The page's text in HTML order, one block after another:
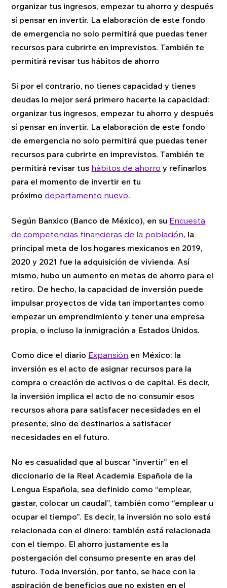
organizar tus ingresos, empezar tu ahorro y después
sí pensar en invertir. La elaboración de este fondo
de emergencia no solo permitirá que puedas tener
recursos para cubrirte en imprevistos. También te
permitirá revisar tus hábitos de ahorro
Si por el contrario, no tienes capacidad y tienes
deudas lo mejor será primero hacerte la capacidad:
organizar tus ingresos, empezar tu ahorro y después
sí pensar en invertir. La elaboración de este fondo
de emergencia no solo permitirá que puedas tener
recursos para cubrirte en imprevistos. También te
permitirá revisar tus hábitos de ahorro y refinarlos
para el momento de invertir en tu
próximo departamento nuevo.
Según Banxico (Banco de México), en su Encuesta
de competencias financieras de la población, la
principal meta de los hogares mexicanos en 2019,
2020 y 2021 fue la adquisición de vivienda. Así
mismo, hubo un aumento en metas de ahorro para el
retiro. De hecho, la capacidad de inversión puede
impulsar proyectos de vida tan importantes como
empezar un emprendimiento y tener una empresa
propia, o incluso la inmigración a Estados Unidos.
Como dice el diario Expansión en México: la
inversión es el acto de asignar recursos para la
compra o creación de activos o de capital. Es decir,
la inversión implica el acto de no consumir esos
recursos ahora para satisfacer necesidades en el
presente, sino de destinarlos a satisfacer
necesidades en el futuro.
No es casualidad que al buscar “invertir” en el
diccionario de la Real Academia Española de la
Lengua Española, sea definido como “emplear,
gastar, colocar un caudal”, también como “emplear u
ocupar el tiempo”. Es decir, la inversión no solo está
relacionada con el dinero: también está relacionada
con el tiempo. El ahorro justamente es la
postergación del consumo presente en aras del
futuro. Toda inversión, por tanto, se hace con la
aspiración de beneficios que no existen en el